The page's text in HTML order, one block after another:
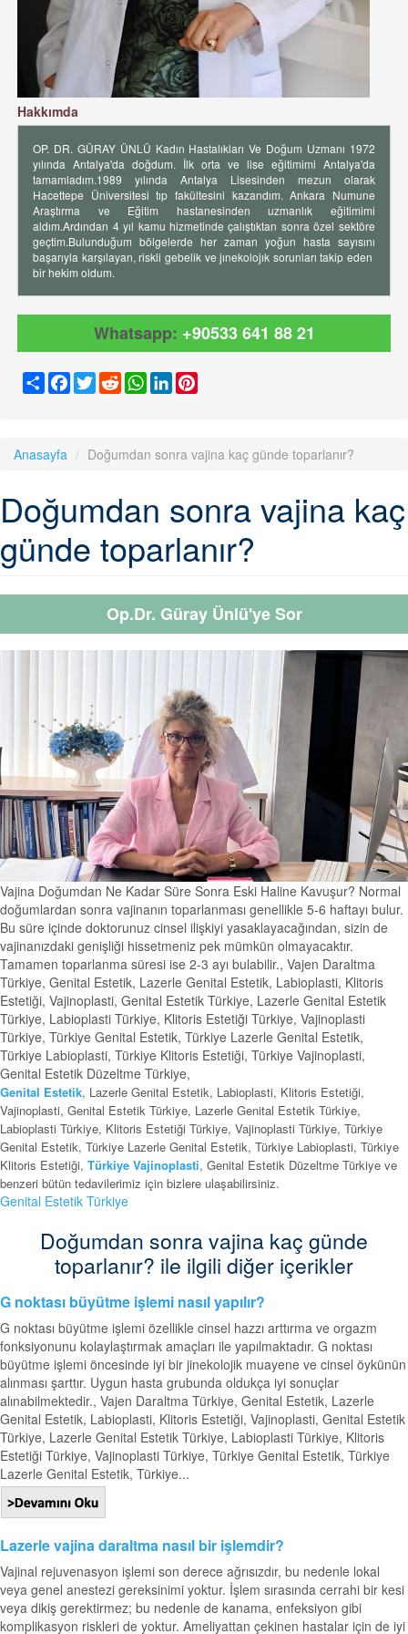
Hakkımda
OP. DR. GÜRAY ÜNLÜ Kadın Hastalıkları Ve Doğum Uzmanı 1972
yılında Antalya'da doğdum. İlk orta ve lise eğitimimi Antalya'da
tamamladım.1989 yılında Antalya Lisesinden mezun olarak
Hacettepe Üniversitesi tıp fakültesini kazandım. Ankara Numune
Araştırma ve Eğitim hastanesinden uzmanlık eğitimimi
aldım.Ardından 4 yıl kamu hizmetinde çalıştıktan sonra özel sektöre
geçtim.Bulunduğum bölgelerde her zaman yoğun hasta sayısını
başarıyla karşılayan, riskli gebelik ve jınekolojık sorunları takip eden
bir hekim oldum.
Whatsapp: +90533 641 88 21
ShareFacebook
TwitterRedditWhatsApp
LinkedIn
Anasayfa Doğumdan sonra vajina kaç günde toparlanır?
Doğumdan sonra vajina kaç
günde toparlanır?
Op.Dr. Güray Ünlü'ye Sor
Vajina Doğumdan Ne Kadar Süre Sonra Eski Haline Kavuşur? Normal
doğumlardan sonra vajinanın toparlanması genellikle 5-6 haftayı bulur.
Bu süre içinde doktorunuz cinsel ilişkiyi yasaklayacağından, sizin de
vajinanızdaki genişliği hissetmeniz pek mümkün olmayacaktır.
Tamamen toparlanma süresi ise 2-3 ayı bulabilir., Vajen Daraltma
Türkiye, Genital Estetik, Lazerle Genital Estetik, Labioplasti, Klitoris
Estetiği, Vajinoplasti, Genital Estetik Türkiye, Lazerle Genital Estetik
Türkiye, Labioplasti Türkiye, Klitoris Estetiği Türkiye, Vajinoplasti
Türkiye, Türkiye Genital Estetik, Türkiye Lazerle Genital Estetik,
Türkiye Labioplasti, Türkiye Klitoris Estetiği, Türkiye Vajinoplasti,
Genital Estetik Düzeltme Türkiye,
Genital Estetik, Lazerle Genital Estetik, Labioplasti, Klitoris Estetiği,
Vajinoplasti, Genital Estetik Türkiye, Lazerle Genital Estetik Türkiye,
Labioplasti Türkiye, Klitoris Estetiği Türkiye, Vajinoplasti Türkiye, Türkiye
Genital Estetik, Türkiye Lazerle Genital Estetik, Türkiye Labioplasti, Türkiye
Klitoris Estetiği, Türkiye Vajinoplasti, Genital Estetik Düzeltme Türkiye ve
benzeri bütün tedavilerimiz için bizlere ulaşabilirsiniz.
Genital Estetik Türkiye
Doğumdan sonra vajina kaç günde
toparlanır? ile ilgili diğer içerikler
G noktası büyütme işlemi nasıl yapılır?
G noktası büyütme işlemi özellikle cinsel hazzı arttırma ve orgazm
fonksiyonunu kolaylaştırmak amaçları ile yapılmaktadır. G noktası
büyütme işlemi öncesinde iyi bir jinekolojik muayene ve cinsel öykünün
alınması şarttır. Uygun hasta grubunda oldukça iyi sonuçlar
alınabilmektedir., Vajen Daraltma Türkiye, Genital Estetik, Lazerle
Genital Estetik, Labioplasti, Klitoris Estetiği, Vajinoplasti, Genital Estetik
Türkiye, Lazerle Genital Estetik Türkiye, Labioplasti Türkiye, Klitoris
Estetiği Türkiye, Vajinoplasti Türkiye, Türkiye Genital Estetik, Türkiye
Lazerle Genital Estetik, Türkiye...
Lazerle vajina daraltma nasıl bir işlemdir?
Vajinal rejuvenasyon işlemi son derece ağrısızdır, bu nedenle lokal
veya genel anestezi gereksinimi yoktur. İşlem sırasında cerrahi bir kesi
veya dikiş gerektirmez; bu nedenle de kanama, enfeksiyon gibi
komplikasyon riskleri de yoktur. Ameliyattan çekinen hastalar için de iyi